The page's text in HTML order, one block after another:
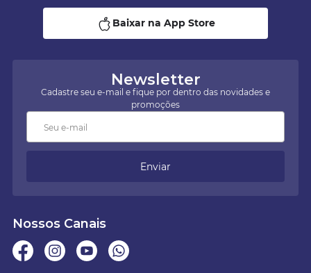
Newsletter
Cadastre seu e-mail e fique por dentro das novidades e
promoções
Enviar
Baixar na App Store
Nossos Canais